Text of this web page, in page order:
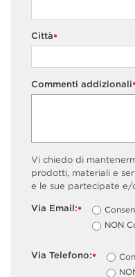
*
Città
Commenti addizionali
Vi chiedo di
prodotti, materiali e
e le sue partecipate e/
*
Via Email:
NON
*
Via Telefono: